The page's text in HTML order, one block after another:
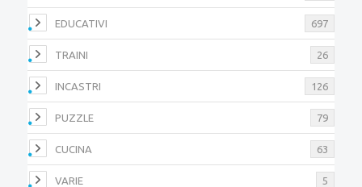
EDUCATIVI 697
TRAINI 26
INCASTRI 126
PUZZLE 79
CUCINA 63
VARIE 5